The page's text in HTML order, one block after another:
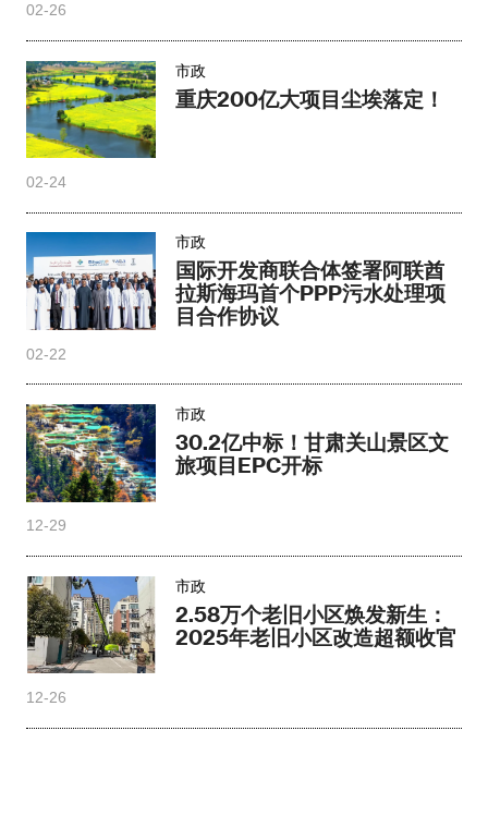
02-26
市政
重庆200亿大项目尘埃落定！
02-24
市政
国际开发商联合体签署阿联酋
拉斯海玛首个PPP污水处理项
目合作协议
02-22
市政
30.2亿中标！甘肃关山景区文
旅项目EPC开标
12-29
市政
2.58万个老旧小区焕发新生：
2025年老旧小区改造超额收官
12-26